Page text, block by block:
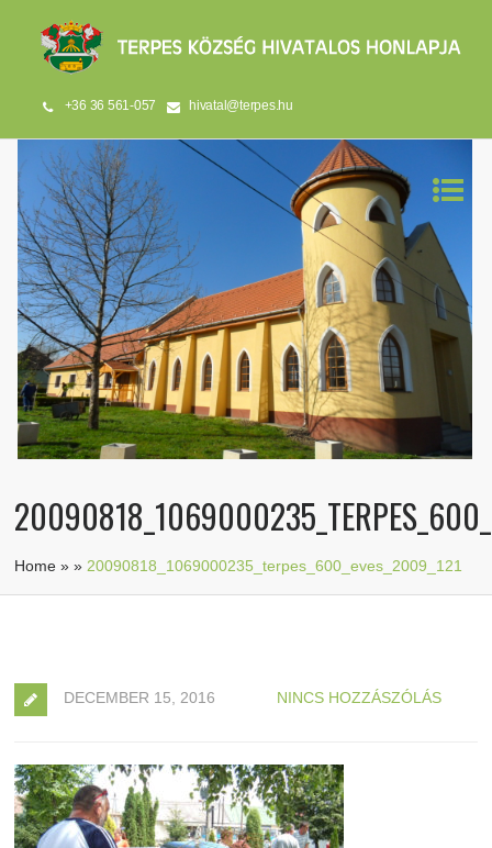
+36 36 561-057 hivatal@terpes.hu
Home »» 20090818_1069000235_terpes_600_eves_2009_121
DECEMBER 15, 2016 NINCS HOZZÁSZÓLÁS